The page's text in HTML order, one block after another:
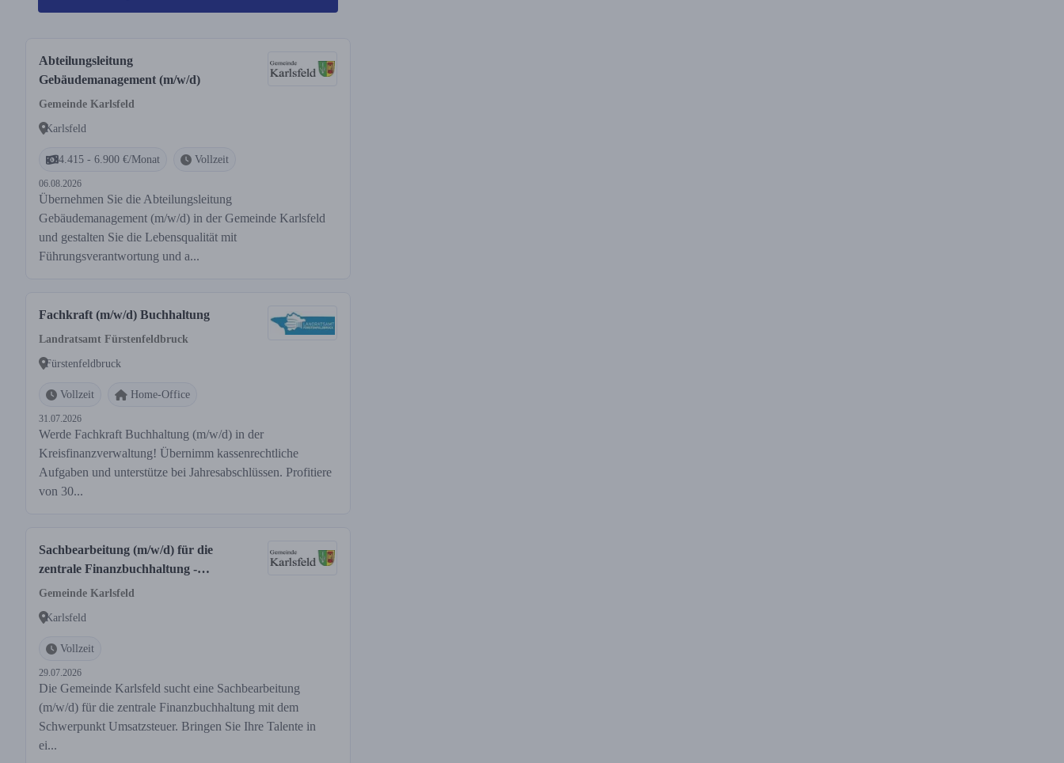
Abteilungsleitung
Gebäudemanagement (m/w/d)
Gemeinde Karlsfeld
Karlsfeld
4.415 - 6.900 €/Monat Vollzeit
06.08.2026
Übernehmen Sie die Abteilungsleitung
Gebäudemanagement (m/w/d) in der Gemeinde Karlsfeld
und gestalten Sie die Lebensqualität mit
Führungsverantwortung und a...
Fachkraft (m/w/d) Buchhaltung
Landratsamt Fürstenfeldbruck
Fürstenfeldbruck
Vollzeit Home-Office
31.07.2026
Werde Fachkraft Buchhaltung (m/w/d) in der
Kreisfinanzverwaltung! Übernimm kassenrechtliche
Aufgaben und unterstütze bei Jahresabschlüssen. Profitiere
von 30...
Sachbearbeitung (m/w/d) für die
zentrale Finanzbuchhaltung -
Schwerpunkt Umsatzsteuer
Gemeinde Karlsfeld
Karlsfeld
Vollzeit
29.07.2026
Die Gemeinde Karlsfeld sucht eine Sachbearbeitung
(m/w/d) für die zentrale Finanzbuchhaltung mit dem
Schwerpunkt Umsatzsteuer. Bringen Sie Ihre Talente in
ei...